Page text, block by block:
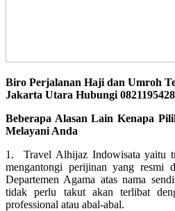
Biro Perjalanan Haji dan Umroh
Jakarta Utara Hubungi
Beberapa Alasan Lain Kenapa
Melayani Anda
1. Travel Alhijaz Indowisata yaitu
mengantongi perijinan yang resmi
Departemen Agama atas nama
tidak perlu takut akan terlibat
professional atau abal-abal.